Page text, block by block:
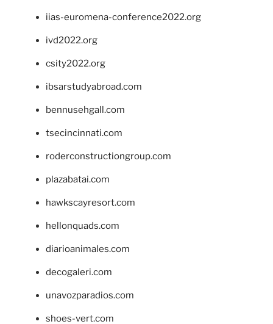
iias-euromena-conference2022.org
ivd2022.org
csity2022.org
ibsarstudyabroad.com
bennusehgall.com
tsecincinnati.com
roderconstructiongroup.com
plazabatai.com
hawkscayresort.com
hellonquads.com
diarioanimales.com
decogaleri.com
unavozparadios.com
shoes-vert.com